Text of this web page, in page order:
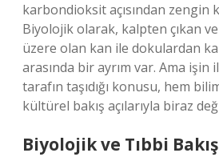
karbondioksit açısından zengin
Biyolojik olarak, kalpten çıkan
üzere olan kan ile dokulardan
arasında bir ayrım var. Ama
tarafın taşıdığı konusu, hem
kültürel bakış açılarıyla biraz
Biyolojik ve Tıbbi Bakış